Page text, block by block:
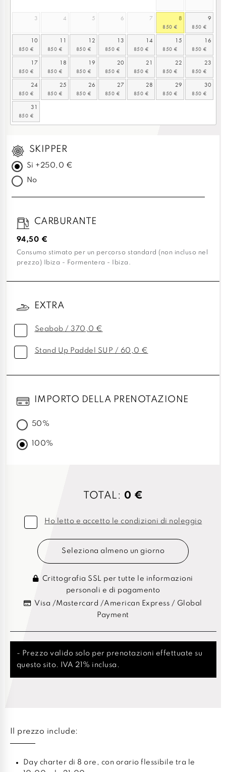
3 4 5 6 7 8 9
10 11 12 13 14 15 16
17 18 19 20 21 22 23
24 25 26 27 28 29 30
31
SKIPPER
Sì +250,0 €
No
CARBURANTE
94,50 €
Consumo stimato per un percorso standard (non incluso nel
prezzo) Ibiza - Formentera - Ibiza.
EXTRA
Seabob / 370,0 €
Stand Up Paddel SUP / 60,0 €
IMPORTO DELLA PRENOTAZIONE
50%
100%
TOTAL: 0 €
Ho letto e accetto le condizioni di noleggio
Seleziona almeno un giorno
Crittografia SSL per tutte le informazioni
personali e di pagamento
Visa /Mastercard /American Express / Global
Payment
- Prezzo valido solo per prenotazioni effettuate su
questo sito. IVA 21% inclusa.
Il prezzo include:
Day charter di 8 ore, con orario flessibile tra le